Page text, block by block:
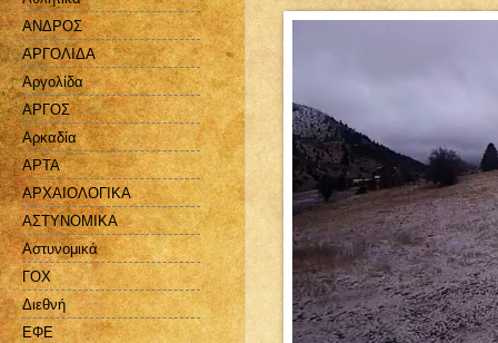
ΑΝΔΡΟΣ
ΑΡΓΟΛΙΔΑ
Αργολίδα
ΑΡΓΟΣ
Αρκαδία
ΑΡΤΑ
ΑΡΧΑΙΟΛΟΓΙΚΑ
ΑΣΤΥΝΟΜΙΚΑ
Αστυνομικά
ΓΟΧ
Διεθνή
ΕΦΕ